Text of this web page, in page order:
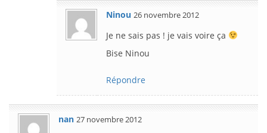
Ninou 26 novembre 2012
Je ne sais pas ! je vais voire ça
Bise Ninou
Répondre
nan 27 novembre 2012